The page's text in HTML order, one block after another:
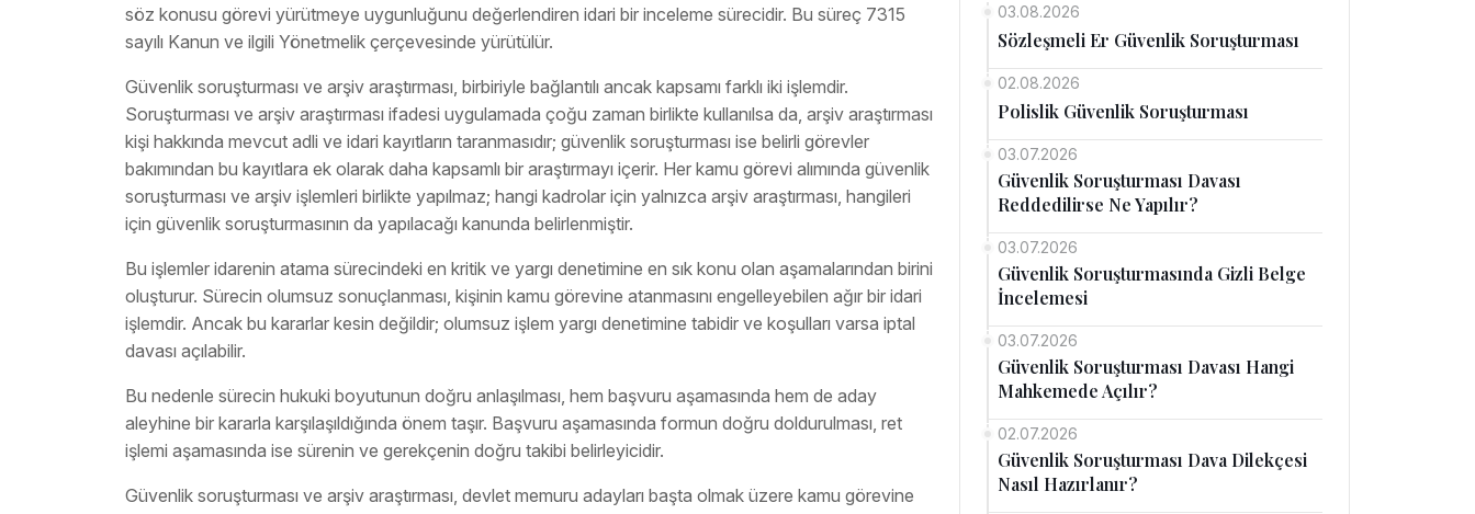
söz konusu görevi yürütmeye uygunluğunu değerlendiren idari bir inceleme sürecidir. Bu süreç 7315
sayılı Kanun ve ilgili Yönetmelik çerçevesinde yürütülür.
Güvenlik soruşturması ve arşiv araştırması, birbiriyle bağlantılı ancak kapsamı farklı iki işlemdir.
Soruşturması ve arşiv araştırması ifadesi uygulamada çoğu zaman birlikte kullanılsa da, arşiv araştırması
kişi hakkında mevcut adli ve idari kayıtların taranmasıdır; güvenlik soruşturması ise belirli görevler
bakımından bu kayıtlara ek olarak daha kapsamlı bir araştırmayı içerir. Her kamu görevi alımında güvenlik
soruşturması ve arşiv işlemleri birlikte yapılmaz; hangi kadrolar için yalnızca arşiv araştırması, hangileri
için güvenlik soruşturmasının da yapılacağı kanunda belirlenmiştir.
Bu işlemler idarenin atama sürecindeki en kritik ve yargı denetimine en sık konu olan aşamalarından birini
oluşturur. Sürecin olumsuz sonuçlanması, kişinin kamu görevine atanmasını engelleyebilen ağır bir idari
işlemdir. Ancak bu kararlar kesin değildir; olumsuz işlem yargı denetimine tabidir ve koşulları varsa iptal
davası açılabilir.
Bu nedenle sürecin hukuki boyutunun doğru anlaşılması, hem başvuru aşamasında hem de aday
aleyhine bir kararla karşılaşıldığında önem taşır. Başvuru aşamasında formun doğru doldurulması, ret
işlemi aşamasında ise sürenin ve gerekçenin doğru takibi belirleyicidir.
Güvenlik soruşturması ve arşiv araştırması, devlet memuru adayları başta olmak üzere kamu görevine
03.08.2026
Sözleşmeli Er Güvenlik Soruşturması
02.08.2026
Polislik Güvenlik Soruşturması
03.07.2026
Güvenlik Soruşturması Davası
Reddedilirse Ne Yapılır?
03.07.2026
Güvenlik Soruşturmasında Gizli Belge
İncelemesi
03.07.2026
Güvenlik Soruşturması Davası Hangi
Mahkemede Açılır?
02.07.2026
Güvenlik Soruşturması Dava Dilekçesi
Nasıl Hazırlanır?